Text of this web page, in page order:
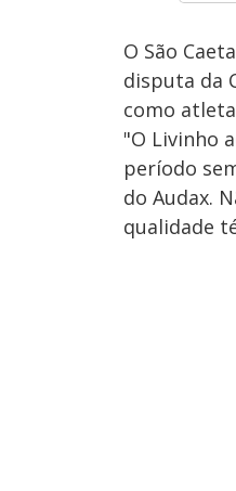
O São
disputa da
como
"O Livinho
período
do Audax.
qualidade